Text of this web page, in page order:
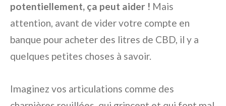
potentiellement, ça peut aider ! Mais
attention, avant de vider votre compte en
banque pour acheter des litres de CBD, il y a
quelques petites choses à savoir.
Imaginez vos articulations comme des